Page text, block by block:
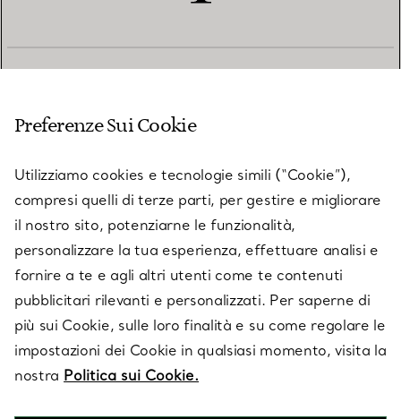
SU TIFFANY & CO.
LEGALE
SEGUICI
Preferenze Sui Cookie
Utilizziamo cookies e tecnologie simili (“Cookie”),
compresi quelli di terze parti, per gestire e migliorare
il nostro sito, potenziarne le funzionalità,
personalizzare la tua esperienza, effettuare analisi e
fornire a te e agli altri utenti come te contenuti
pubblicitari rilevanti e personalizzati. Per saperne di
più sui Cookie, sulle loro finalità e su come regolare le
impostazioni dei Cookie in qualsiasi momento, visita la
nostra Politica sui Cookie.